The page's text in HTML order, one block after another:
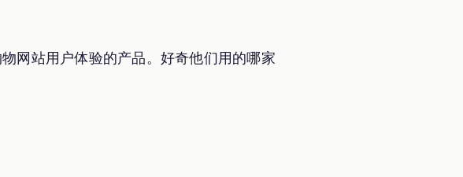
网站用户体验的产品。好奇他们用的哪家